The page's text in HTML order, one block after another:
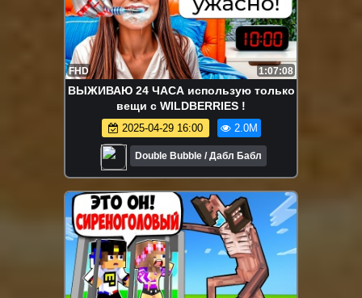
FHD 1:07:08
ВЫЖИВАЮ 24 ЧАСА использую только
вещи с WILDBERRIES !
2025-04-29 16:00 2.0M
Double Bubble / Дабл Бабл